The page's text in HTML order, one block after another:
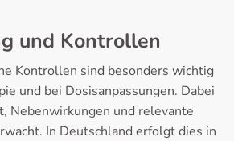
und Kontrollen
Kontrollen sind besonders wichtig
und bei Dosisanpassungen. Dabei
Nebenwirkungen und relevante
In Deutschland erfolgt dies in